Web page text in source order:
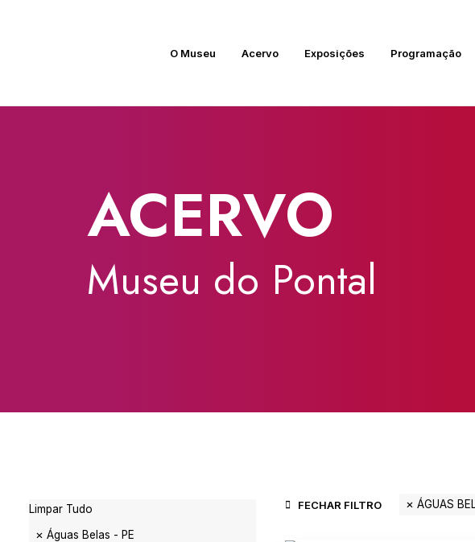
O Museu Acervo Exposições Programação
ACERVO
Museu do Pontal
Limpar Tudo
Águas Belas - PE
FECHAR FILTRO ÁGUAS